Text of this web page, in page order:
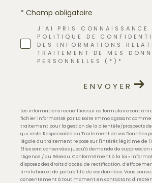
J'AI PRIS CONNAISSANCE
POLITIQUE DE
DES INFORMATIONS
TRAITEMENT DE MES
PERSONNELLES (*)*
* Champ obligatoire
ENVOYER
Les informations recueillies sur ce formulaire sont
fichier informatisé par La Boite Immo agissant
traitement pour la gestion de la clientèle/prospects de
qui reste Responsable du Traitement de vos Données
légale du traitement repose sur l'intérêt légitime de
Elles sont conservées jusqu'à demande de suppression
l'Agence / au Réseau. Conformément à la loi «
disposez des droits d’accès, de rectification,
limitation et de portabilité de vos données. Vous
consentement à tout moment en contactant